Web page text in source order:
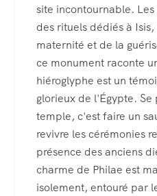
site incontournable.
des rituels dédiés à
maternité et de la
ce monument raconte
hiéroglyphe est un
glorieux de l'Égypte. Se
temple, c'est faire un
revivre les cérémonies
présence des anciens
charme de Philae est
isolement, entouré par